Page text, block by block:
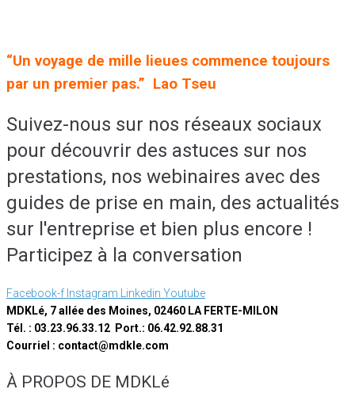
“Un voyage de mille lieues commence toujours
par un premier pas.” Lao Tseu
Suivez-nous sur nos réseaux sociaux
pour découvrir des astuces sur nos
prestations, nos webinaires avec des
guides de prise en main, des actualités
sur l'entreprise et bien plus encore !
Participez à la conversation
Facebook-f Instagram Linkedin Youtube
MDKLé, 7 allée des Moines, 02460 LA FERTE-MILON
Tél. : 03.23.96.33.12 Port.: 06.42.92.88.31
Courriel : contact@mdkle.com
À PROPOS DE MDKLé